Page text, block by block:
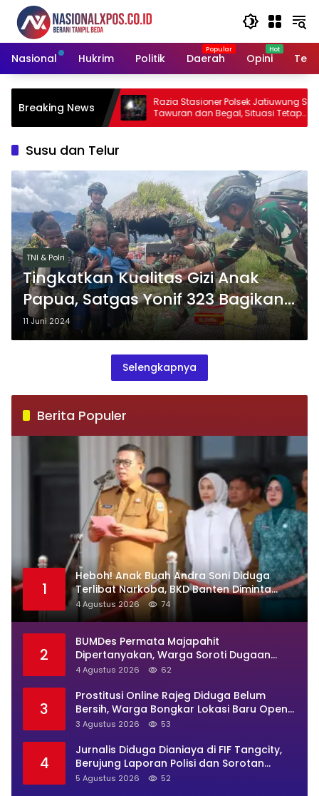
Langsung
konten
Nasional
Hukrim Politik Daerah Opini
Breaking News
Hotman
Wartawan
Razia Stasioner Polsek Jatiuwung Sasar
Tawuran dan Begal, Situasi Tetap
Kondusif
Susu dan Telur
TNI & Polri
Tingkatkan Kualitas Gizi Anak
Papua, Satgas Yonif 323 Bagikan
Susu dan Telur
11 Juni 2024
Selengkapnya
Berita Populer
1
Heboh! Anak Buah Andra Soni Diduga
Terlibat Narkoba, BKD Banten Diminta
Buka Suara
4 Agustus 2026 74
2
BUMDes Permata Majapahit
Dipertanyakan, Warga Soroti Dugaan
Pengelolaan Tak Transparan
4 Agustus 2026 62
3
Prostitusi Online Rajeg Diduga Belum
Bersih, Warga Bongkar Lokasi Baru Open
BO Usai Penggerebekan
3 Agustus 2026 53
4
Jurnalis Diduga Dianiaya di FIF Tangcity,
Berujung Laporan Polisi dan Sorotan
Kebebasan Pers
5 Agustus 2026 52